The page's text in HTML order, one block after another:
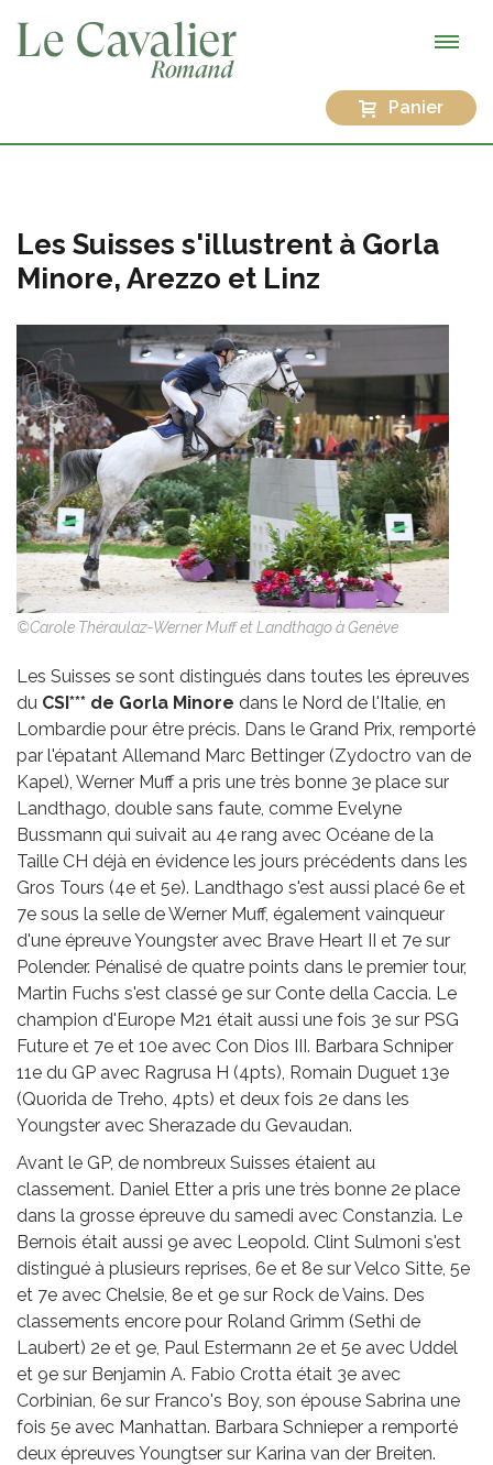
Panier
Les Suisses s'illustrent à Gorla
Minore, Arezzo et Linz
©Carole Théraulaz-Werner Muff et Landthago à Genève
Les Suisses se sont distingués dans toutes les épreuves
du CSI*** de Gorla Minore dans le Nord de l'Italie, en
Lombardie pour être précis. Dans le Grand Prix, remporté
par l'épatant Allemand Marc Bettinger (Zydoctro van de
Kapel), Werner Muff a pris une très bonne 3e place sur
Landthago, double sans faute, comme Evelyne
Bussmann qui suivait au 4e rang avec Océane de la
Taille CH déjà en évidence les jours précédents dans les
Gros Tours (4e et 5e). Landthago s'est aussi placé 6e et
7e sous la selle de Werner Muff, également vainqueur
d'une épreuve Youngster avec Brave Heart II et 7e sur
Polender. Pénalisé de quatre points dans le premier tour,
Martin Fuchs s'est classé 9e sur Conte della Caccia. Le
champion d'Europe M21 était aussi une fois 3e sur PSG
Future et 7e et 10e avec Con Dios III. Barbara Schniper
11e du GP avec Ragrusa H (4pts), Romain Duguet 13e
(Quorida de Treho, 4pts) et deux fois 2e dans les
Youngster avec Sherazade du Gevaudan.
Avant le GP, de nombreux Suisses étaient au
classement. Daniel Etter a pris une très bonne 2e place
dans la grosse épreuve du samedi avec Constanzia. Le
Bernois était aussi 9e avec Leopold. Clint Sulmoni s'est
distingué à plusieurs reprises, 6e et 8e sur Velco Sitte, 5e
et 7e avec Chelsie, 8e et 9e sur Rock de Vains. Des
classements encore pour Roland Grimm (Sethi de
Laubert) 2e et 9e, Paul Estermann 2e et 5e avec Uddel
et 9e sur Benjamin A. Fabio Crotta était 3e avec
Corbinian, 6e sur Franco's Boy, son épouse Sabrina une
fois 5e avec Manhattan. Barbara Schnieper a remporté
deux épreuves Youngtser sur Karina van der Breiten.